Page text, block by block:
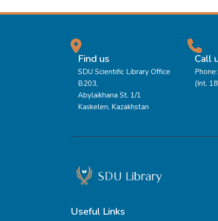
Find us
SDU Scientific Library Office
B203,
Abylaikhana St. 1/1
Kaskelen, Kazakhstan
Call
(Int.
Useful Links